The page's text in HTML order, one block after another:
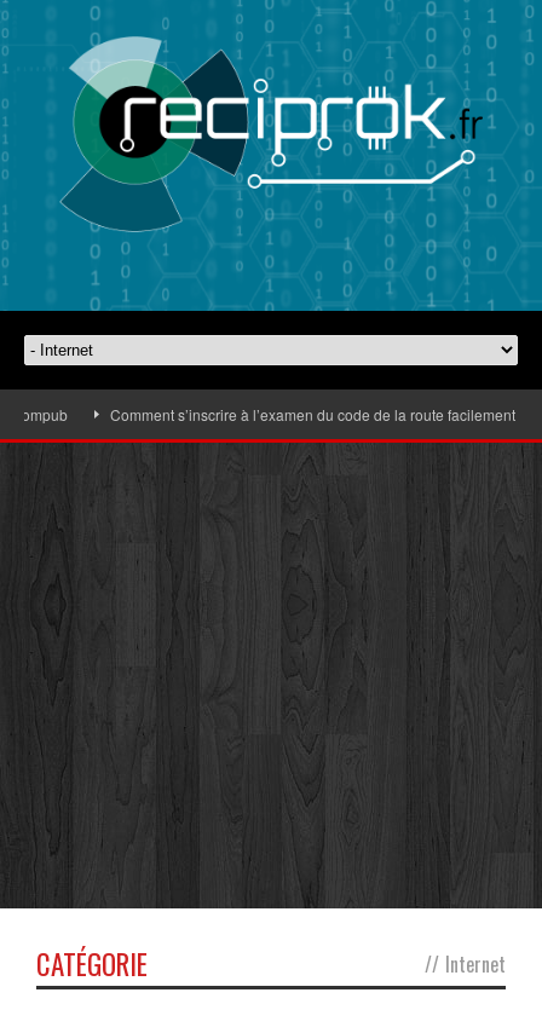
Comment s’inscrire à l’examen du code de la route facilement
CATÉGORIE // Internet